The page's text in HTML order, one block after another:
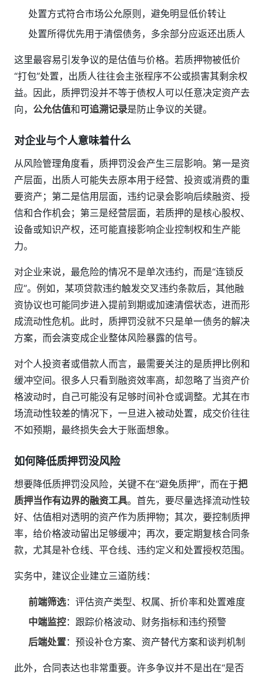
处置方式符合市场公允原则，避免明显低价转让
处置所得优先用于清偿债务，多余部分应返还出质人
这里最容易引发争议的是估值与价格。若质押物被低价
“打包”处置，出质人往往会主张程序不公或损害其剩余权
益。因此，质押罚没并不等于债权人可以任意决定资产去
向， 公允估值和可追溯记录是防止争议的关键。
对企业与个人意味着什么
从风险管理角度看，质押罚没会产生三层影响。第一是资
产层面，出质人可能失去原本用于经营、投资或消费的重
要资产；第二是信用层面，违约记录会影响后续融资、授
信和合作机会；第三是经营层面，若质押的是核心股权、
设备或知识产权，还可能直接影响企业控制权和生产能
力。
对企业来说，最危险的情况不是单次违约，而是“连锁反
应”。例如，某项贷款违约触发交叉违约条款后，其他融
资协议也可能同步进入提前到期或加速清偿状态，进而形
成流动性危机。此时，质押罚没就不只是单一债务的解决
方案，而会演变成企业整体风险暴露的信号。
对个人投资者或借款人而言，最需要关注的是质押比例和
缓冲空间。很多人只看到融资效率高，却忽略了当资产价
格波动时，自己可能没有足够时间补仓或调整。尤其在市
场流动性较差的情况下，一旦进入被动处置，成交价往往
不如预期，最终损失会大于账面想象。
如何降低质押罚没风险
想要降低质押罚没风险，关键不在“避免质押”，而在于把
质押当作有边界的融资工具。首先，要尽量选择流动性较
好、估值相对透明的资产作为质押物；其次，要控制质押
率，给价格波动留出足够缓冲；再次，要定期复核合同条
款，尤其是补仓线、平仓线、违约定义和处置授权范围。
实务中，建议企业建立三道防线：
前端筛选：评估资产类型、权属、折价率和处置难度
中端监控：跟踪价格波动、财务指标和违约预警
后端处置：预设补仓方案、资产替代方案和谈判机制
此外，合同表达也非常重要。许多争议并不是出在“是否